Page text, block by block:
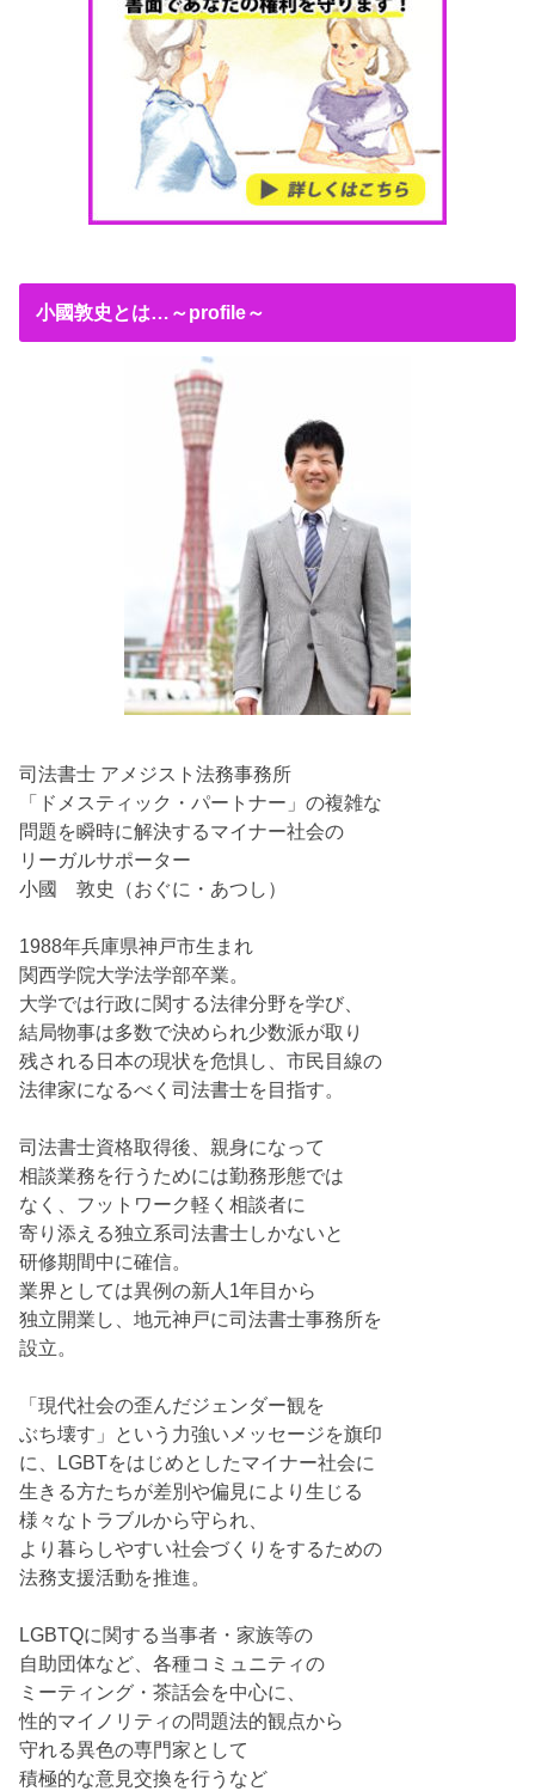
小國敦史とは…～profile～
司法書士 アメジスト法務事務所
「ドメスティック・パートナー」の複雑な
問題を瞬時に解決するマイナー社会の
リーガルサポーター
小國 敦史（おぐに・あつし）
1988年兵庫県神戸市生まれ
関西学院大学法学部卒業。
大学では行政に関する法律分野を学び、
結局物事は多数で決められ少数派が取り
残される日本の現状を危惧し、市民目線の
法律家になるべく司法書士を目指す。
司法書士資格取得後、親身になって
相談業務を行うためには勤務形態では
なく、フットワーク軽く相談者に
寄り添える独立系司法書士しかないと
研修期間中に確信。
業界としては異例の新人1年目から
独立開業し、地元神戸に司法書士事務所を
設立。
「現代社会の歪んだジェンダー観を
ぶち壊す」という力強いメッセージを旗印
に、LGBTをはじめとしたマイナー社会に
生きる方たちが差別や偏見により生じる
様々なトラブルから守られ、
より暮らしやすい社会づくりをするための
法務支援活動を推進。
LGBTQに関する当事者・家族等の
自助団体など、各種コミュニティの
ミーティング・茶話会を中心に、
性的マイノリティの問題法的観点から
守れる異色の専門家として
積極的な意見交換を行うなど